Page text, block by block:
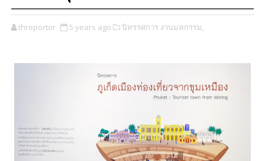
threportor 5 years ago นิทรรศการ งานมหกรรม,